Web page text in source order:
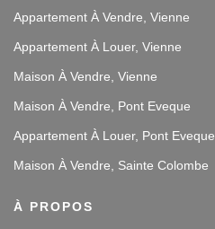
Appartement À Vendre, Vienne
Appartement À Louer, Vienne
Maison À Vendre, Vienne
Maison À Vendre, Pont Eveque
Appartement À Louer, Pont Eveque
Maison À Vendre, Sainte Colombe
À PROPOS